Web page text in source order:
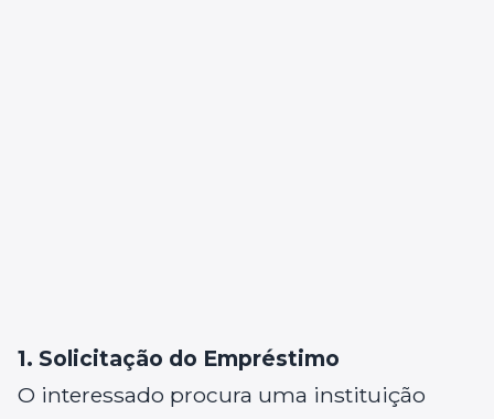
1. Solicitação do Empréstimo
O interessado procura uma instituição